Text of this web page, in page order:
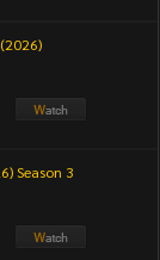
Season 3